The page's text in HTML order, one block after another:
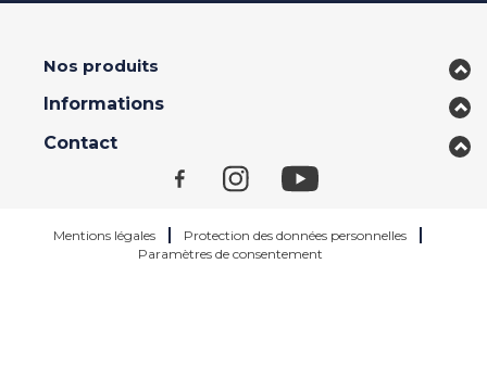
Nos produits
Informations
Contact
Mentions légales
Protection des données personnelles
Paramètres de consentement